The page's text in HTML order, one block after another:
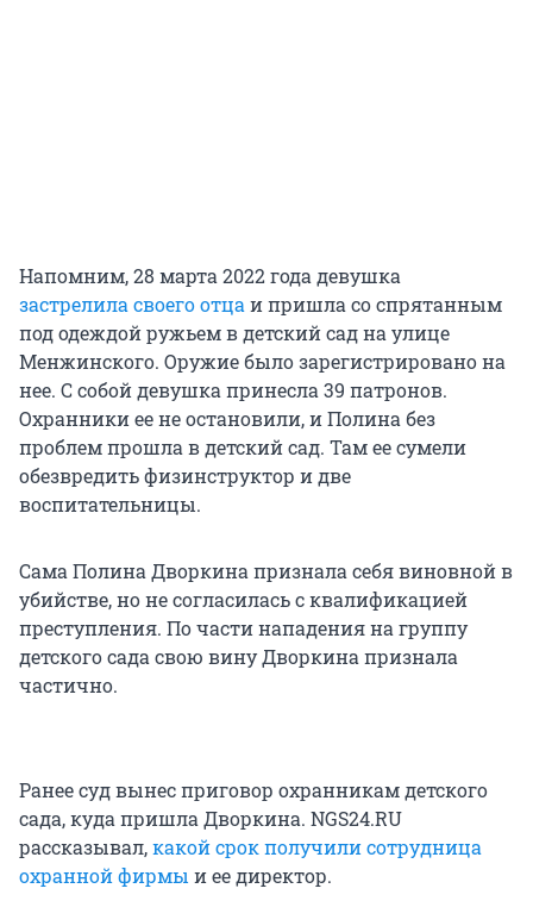
Напомним, 28 марта 2022 года девушка
застрелила своего отцаи пришла со спрятанным
под одеждой ружьем в детский сад на улице
Менжинского. Оружие было зарегистрировано на
нее. С собой девушка принесла 39 патронов.
Охранники ее не остановили, и Полина без
проблем прошла в детский сад. Там ее сумели
обезвредить физинструктор и две
воспитательницы.
Сама Полина Дворкина признала себя виновной в
убийстве, но не согласилась с квалификацией
преступления. По части нападения на группу
детского сада свою вину Дворкина признала
частично.
Ранее суд вынес приговор охранникам детского
сада, куда пришла Дворкина. NGS24.RU
рассказывал,какой срок получили сотрудница
охранной фирмы и ее директор.